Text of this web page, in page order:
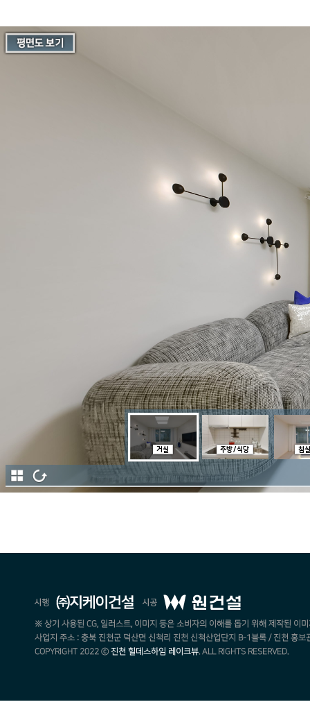
※ 상기 사용된 CG, 일러스트, 이미지 등은 소비자의 이해를 돕기 위해 제작된 이
사업지 주소 : 충북 진천군 덕산면 신척리 진천 신척산업단지 B-1블록 / 진천 홍
COPYRIGHT 2022 ⓒ 진천 힐데스하임 레이크뷰. ALL RIGHTS RESERVED.